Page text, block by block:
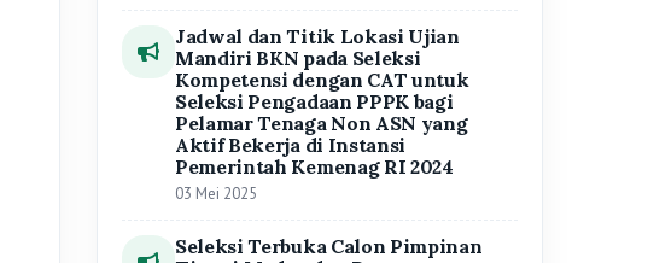
Anggaran Kementerian Agama
Tahun 2025 dan Efektivitas
Pelaksanaan Tugas dan Fungsi
Kementerian Agama
10 Maret 2025
Pengumuman Hasil Seleksi
Administrasi Pasca Sanggah Calon
Tahun Anggaran 2024